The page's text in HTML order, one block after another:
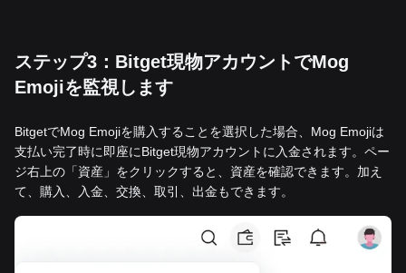
ステップ3：Bitget現物アカウントでMog
Emojiを監視します
BitgetでMog Emojiを購入することを選択した場合、Mog Emojiは
支払い完了時に即座にBitget現物アカウントに入金されます。ペー
ジ右上の「資産」をクリックすると、資産を確認できます。加え
て、購入、入金、交換、取引、出金もできます。